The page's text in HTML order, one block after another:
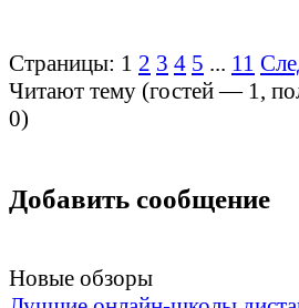
Страницы: 1 2 3 4 5 ... 11
Читают тему (гостей — 1,
0)
Добавить сообщение
Новые обзоры